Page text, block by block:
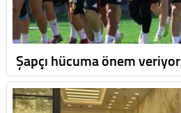
Şapçı hücuma önem veriyor